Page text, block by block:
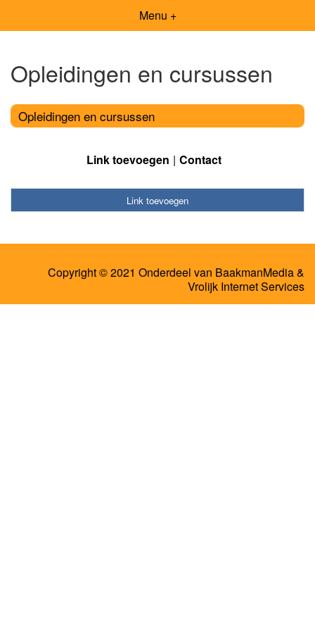
Menu +
Opleidingen en cursussen
Opleidingen en cursussen
Link toevoegen Contact
Link toevoegen
Copyright © 2021 Onderdeel van BaakmanMedia&
Vrolijk Internet Services